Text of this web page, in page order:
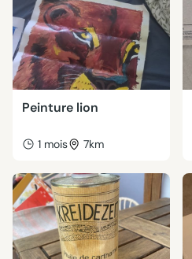
Peinture lion
1 mois 7km